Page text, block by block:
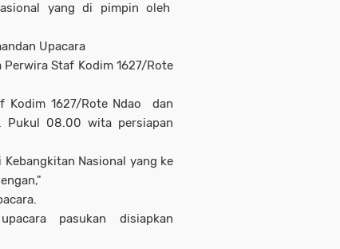
yang di pimpin oleh
Upacara
Perwira Staf Kodim 1627/Rote
Kodim 1627/Rote Ndao dan
Pukul 08.00 wita persiapan
Nasional yang ke
pasukan disiapkan